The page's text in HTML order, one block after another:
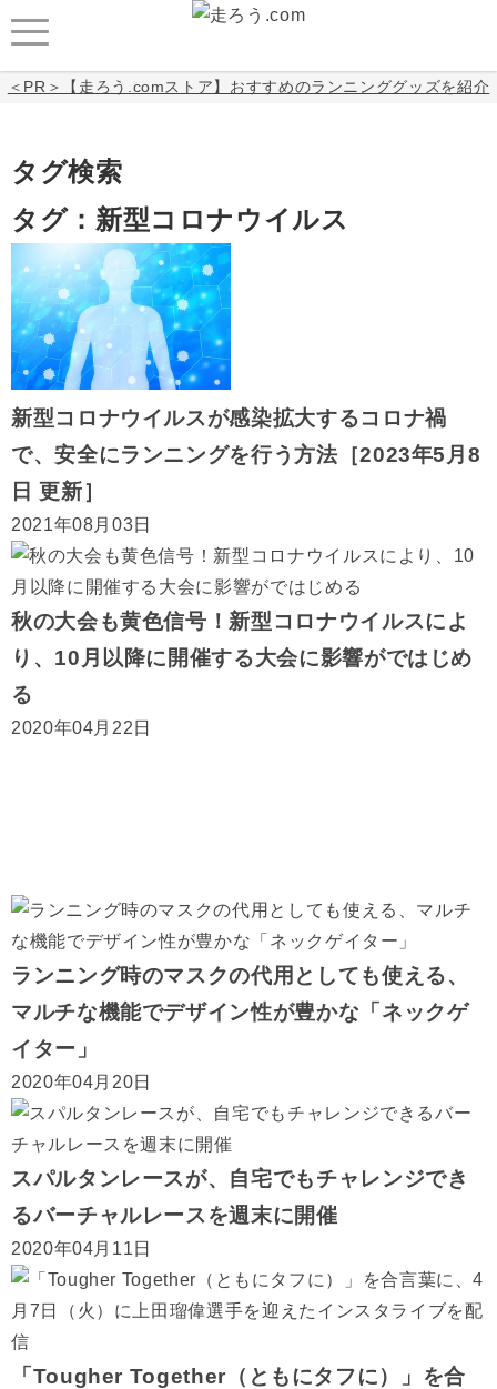
＜PR＞【走ろう.comストア】おすすめのランニンググッズを紹介
タグ検索
タグ：新型コロナウイルス
新型コロナウイルスが感染拡大するコロナ禍
で、安全にランニングを行う方法［2023年5月8
日 更新］
2021年08月03日
秋の大会も黄色信号！新型コロナウイルスによ
り、10月以降に開催する大会に影響がではじめ
る
2020年04月22日
ランニング時のマスクの代用としても使える、
マルチな機能でデザイン性が豊かな「ネックゲ
イター」
2020年04月20日
スパルタンレースが、自宅でもチャレンジでき
るバーチャルレースを週末に開催
2020年04月11日
「Tougher Together（ともにタフに）」を合